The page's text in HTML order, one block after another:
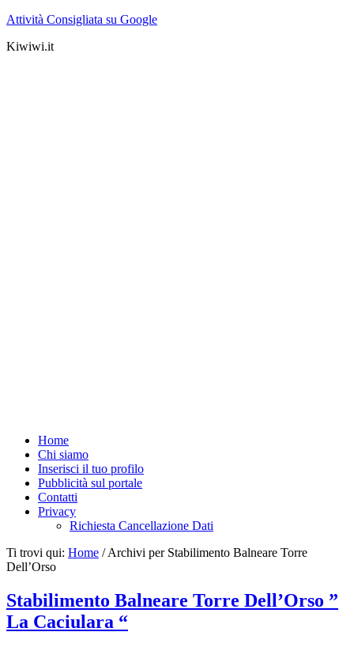
Attività Consigliata su Google
Kiwiwi.it
Home
Chi siamo
Inserisci il tuo profilo
Pubblicità sul portale
Contatti
Privacy
Richiesta Cancellazione Dati
Ti trovi qui: Home /Archivi per Stabilimento Balneare Torre
Dell’Orso
Stabilimento Balneare Torre Dell’Orso ”
La Caciulara “